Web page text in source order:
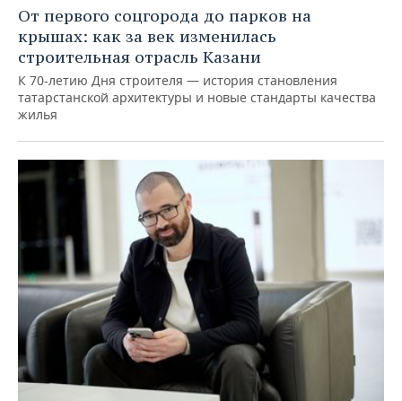
От первого соцгорода до парков на
крышах: как за век изменилась
строительная отрасль Казани
К 70-летию Дня строителя — история становления
татарстанской архитектуры и новые стандарты качества
жилья